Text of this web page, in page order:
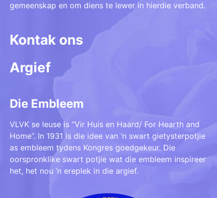
gemeenskap en om diens te lewer in hierdie verband.
Kontak ons
Argief
Die Embleem
VLVK se leuse is “Vir Huis en Haard/ For Hearth and
Home”. In 1931 is die idee van ‘n swart gietysterpotjie
as embleem tydens Kongres goedgekeur. Die
oorspronklike swart potjie wat die embleem inspireer
het, het nou ‘n ereplek in die argief.